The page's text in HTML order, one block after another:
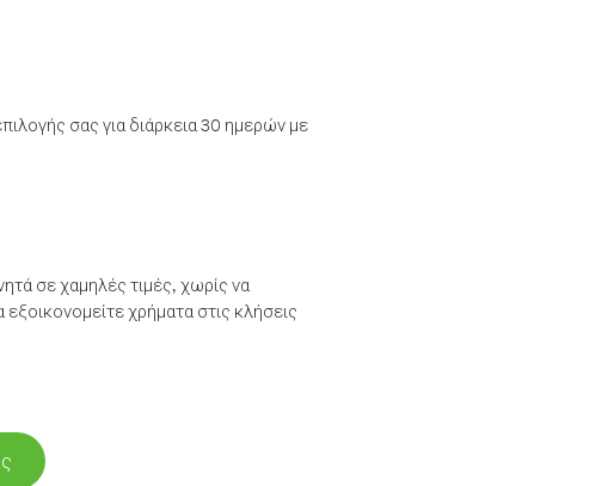
σας για διάρκεια 30 ημερών με
σε χαμηλές τιμές, χωρίς να
χρήματα στις κλήσεις